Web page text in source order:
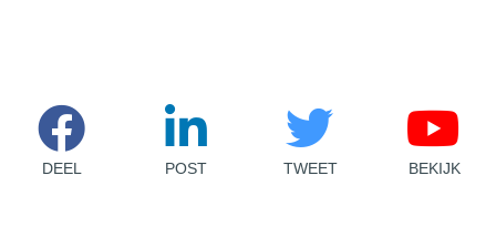
DEEL POST TWEET BEKIJK